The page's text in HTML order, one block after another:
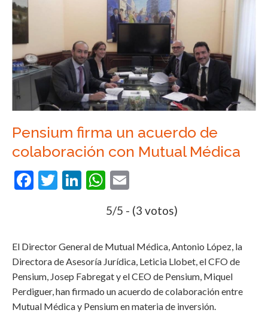
Pensium firma un acuerdo de
colaboración con Mutual Médica
Facebook
Twitter
LinkedIn
WhatsApp
5/5 - (3 votos)
El Director General de Mutual Médica, Antonio López, la
Directora de Asesoría Jurídica, Leticia Llobet, el CFO de
Pensium, Josep Fabregat y el CEO de Pensium, Miquel
Perdiguer, han firmado un acuerdo de colaboración entre
Mutual Médica y Pensium en materia de inversión.